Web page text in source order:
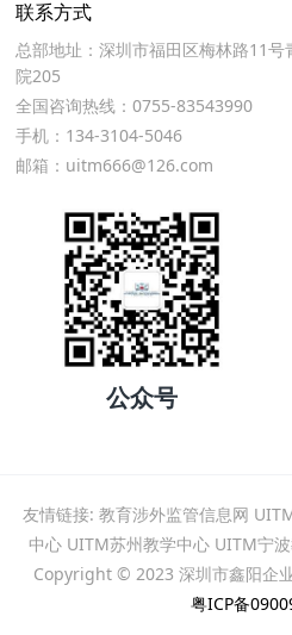
联系方式
总部地址：深圳市福田区梅林路11号
院205
全国咨询热线：0755-83543990
手机：134-3104-5046
邮箱：uitm666@126.com
公众号
友情链接: 教育涉外监管信息网
中心 UITM苏州教学中心 UITM宁
Copyright © 2023 深圳市鑫阳企
粤ICP备